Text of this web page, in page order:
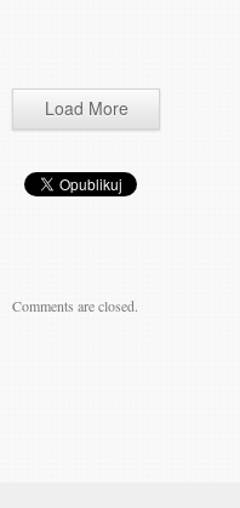
Load More
Comments are closed.